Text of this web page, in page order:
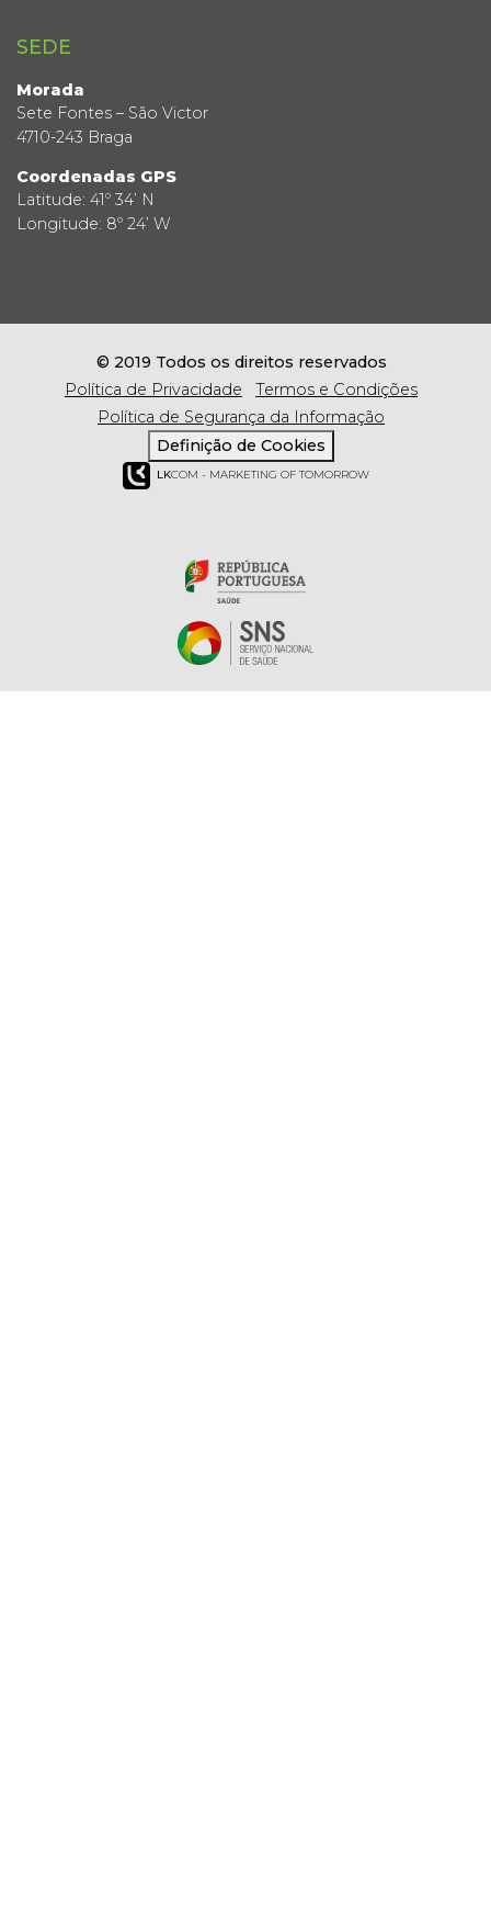
SEDE
Morada
Sete Fontes – São Victor
4710-243 Braga
Coordenadas GPS
Latitude: 41º 34’ N
Longitude: 8º 24’ W
© 2019 Todos os direitos reservados
Política de Privacidade
Termos e Condições
Política de Segurança da Informação
Definição de Cookies
LKCOM - MARKETING OF TOMORROW